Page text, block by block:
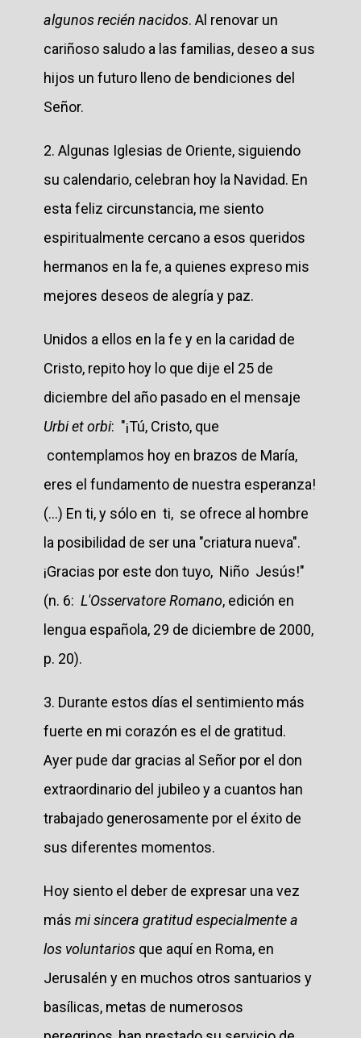
algunos recién nacidos. Al renovar un
cariñoso saludo a las familias, deseo a sus
hijos un futuro lleno de bendiciones del
Señor.
2. Algunas Iglesias de Oriente, siguiendo
su calendario, celebran hoy la Navidad. En
esta feliz circunstancia, me siento
espiritualmente cercano a esos queridos
hermanos en la fe, a quienes expreso mis
mejores deseos de alegría y paz.
Unidos a ellos en la fe y en la caridad de
Cristo, repito hoy lo que dije el 25 de
diciembre del año pasado en el mensaje
Urbi et orbi: "¡Tú, Cristo, que
contemplamos hoy en brazos de María,
eres el fundamento de nuestra esperanza!
(...) En ti, y sólo en ti, se ofrece al hombre
la posibilidad de ser una "criatura nueva".
¡Gracias por este don tuyo, Niño Jesús!"
(n. 6: L'Osservatore Romano, edición en
lengua española, 29 de diciembre de 2000,
p. 20).
3. Durante estos días el sentimiento más
fuerte en mi corazón es el de gratitud.
Ayer pude dar gracias al Señor por el don
extraordinario del jubileo y a cuantos han
trabajado generosamente por el éxito de
sus diferentes momentos.
Hoy siento el deber de expresar una vez
más mi sincera gratitud especialmente a
los voluntarios que aquí en Roma, en
Jerusalén y en muchos otros santuarios y
basílicas, metas de numerosos